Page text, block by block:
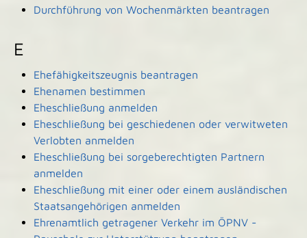
Durchführung von Wochenmärkten beantragen
E
Ehefähigkeitszeugnis beantragen
Ehenamen bestimmen
Eheschließung anmelden
Eheschließung bei geschiedenen oder verwitweten
Verlobten anmelden
Eheschließung bei sorgeberechtigten Partnern
anmelden
Eheschließung mit einer oder einem ausländischen
Staatsangehörigen anmelden
Ehrenamtlich getragener Verkehr im ÖPNV -